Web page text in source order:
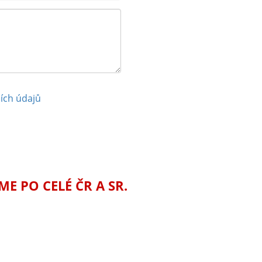
údajů
PO CELÉ ČR A SR.